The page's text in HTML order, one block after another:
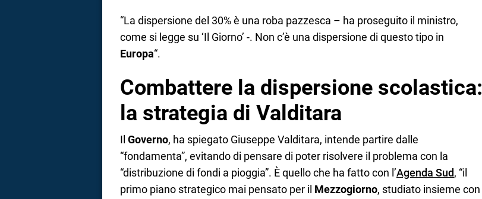
“La dispersione del 30% è una roba pazzesca – ha proseguito il ministro,
come si legge su ‘Il Giorno’ -. Non c’è una dispersione di questo tipo in
Europa“.
Combattere la dispersione scolastica:
la strategia di Valditara
Il Governo, ha spiegato Giuseppe Valditara, intende partire dalle
“fondamenta”, evitando di pensare di poter risolvere il problema con la
“distribuzione di fondi a pioggia”. È quello che ha fatto con l’Agenda Sud, “il
primo piano strategico mai pensato per il Mezzogiorno, studiato insieme con